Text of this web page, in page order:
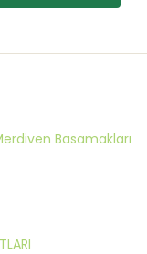
Basamakları